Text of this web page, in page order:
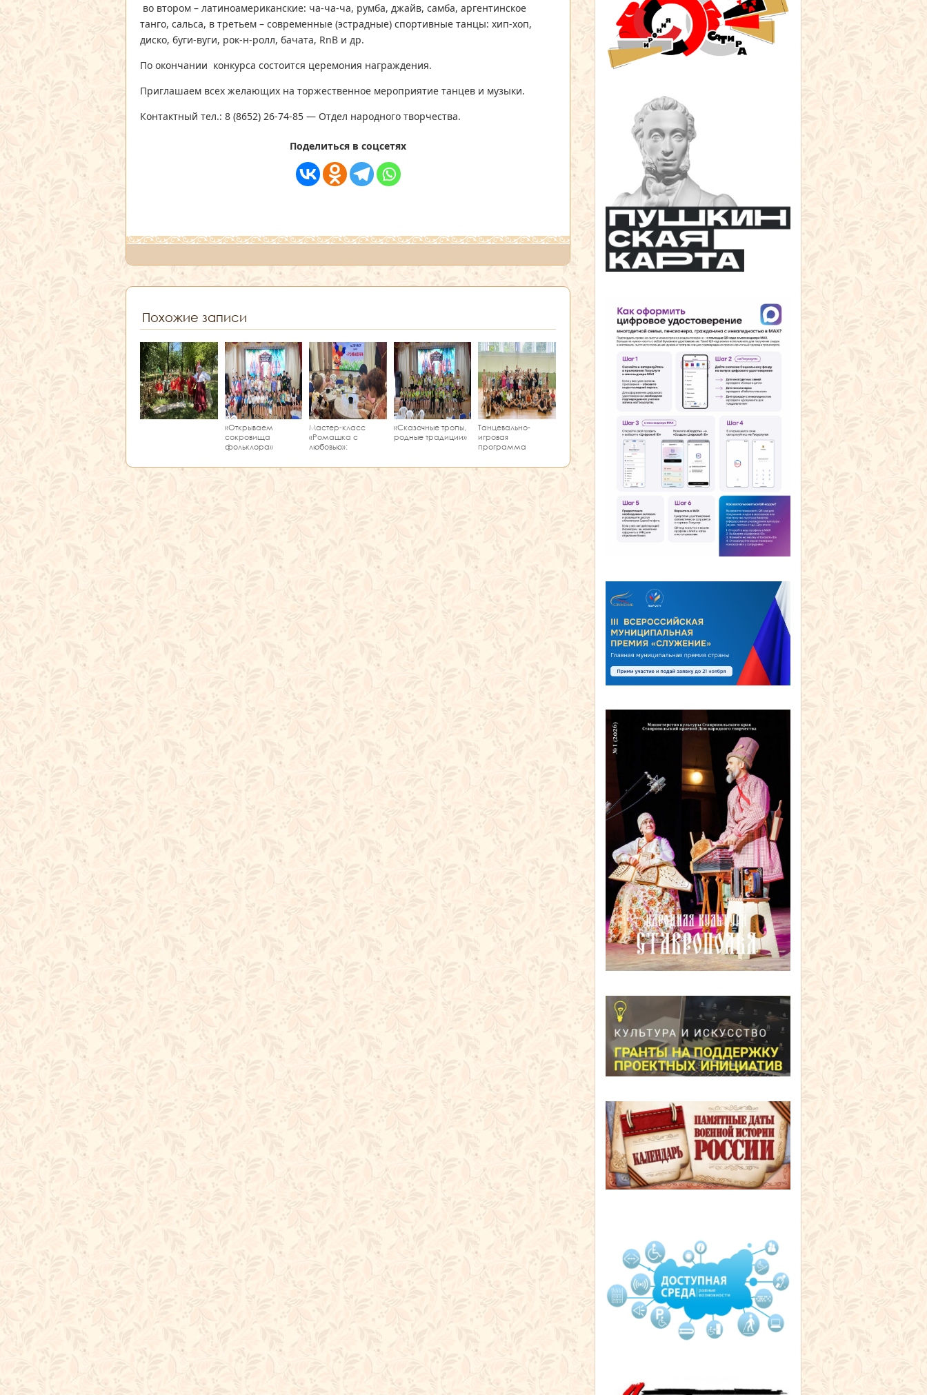
во втором – латиноамериканские: ча-ча-ча, румба, джайв, самба, аргентинское
танго, сальса, в третьем – современные (эстрадные) спортивные танцы: хип-хоп,
диско, буги-вуги, рок-н-ролл, бачата, RnB и др.
По окончании конкурса состоится церемония награждения.
Приглашаем всех желающих на торжественное мероприятие танцев и музыки.
Контактный тел.: 8 (8652) 26-74-85 — Отдел народного творчества.
Поделиться в соцсетях
Похожие записи
«Открываем
сокровища
фольклора»
Мастер‑класс
«Ромашка с
любовью»:
краеведение в
одном занятии!
«Сказочные тропы,
родные традиции»
Танцевально-
игровая
программа